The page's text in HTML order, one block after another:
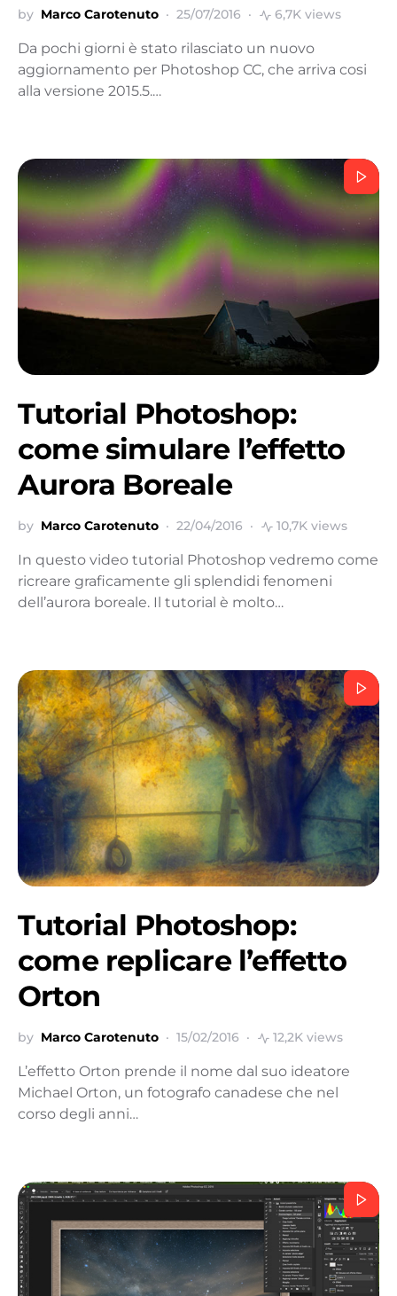
by Marco Carotenuto 25/07/2016 6,7K views
Da pochi giorni è stato rilasciato un nuovo
aggiornamento per Photoshop CC, che arriva cosi
alla versione 2015.5.…
Tutorial Photoshop:
come simulare l’effetto
Aurora Boreale
by Marco Carotenuto 22/04/2016 10,7K views
In questo video tutorial Photoshop vedremo come
ricreare graficamente gli splendidi fenomeni
dell’aurora boreale. Il tutorial è molto…
Tutorial Photoshop:
come replicare l’effetto
Orton
by Marco Carotenuto 15/02/2016 12,2K views
L’effetto Orton prende il nome dal suo ideatore
Michael Orton, un fotografo canadese che nel
corso degli anni…